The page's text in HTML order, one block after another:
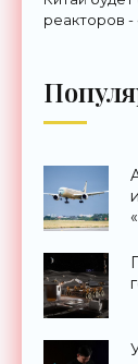
реакторов -